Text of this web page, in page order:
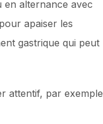
en alternance avec
apaiser les
gastrique qui peut
attentif, par exemple